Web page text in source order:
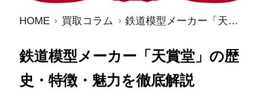
HOME 買取コラム 鉄道模型メーカー「天賞堂」の歴史・特徴・魅力を徹底解説
鉄道模型メーカー「天賞堂」の歴
史・特徴・魅力を徹底解説